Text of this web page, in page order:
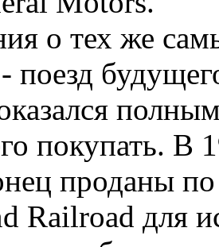
о тех же
поезд
покупать. В
проданы
Railroad для